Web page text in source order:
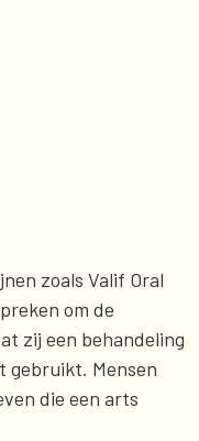
zoals Valif Oral
om de
zij een behandeling
gebruikt. Mensen
die een arts